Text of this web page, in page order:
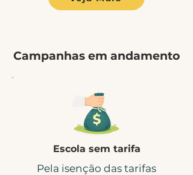
Campanhas em andamento
Escola sem tarifa
Pela isenção das tarifas